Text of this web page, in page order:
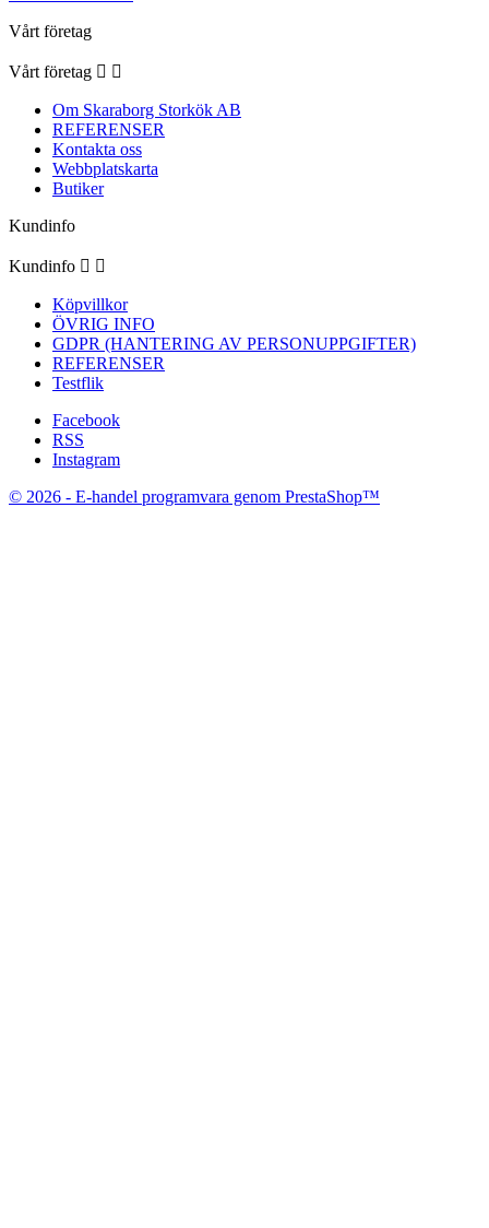
Vårt företag
Vårt företag  
Om Skaraborg Storkök AB
REFERENSER
Kontakta oss
Webbplatskarta
Butiker
Kundinfo
Kundinfo  
Köpvillkor
ÖVRIG INFO
GDPR (HANTERING AV PERSONUPPGIFTER)
REFERENSER
Testflik
Facebook
RSS
Instagram
© 2026 - E-handel programvara genom PrestaShop™